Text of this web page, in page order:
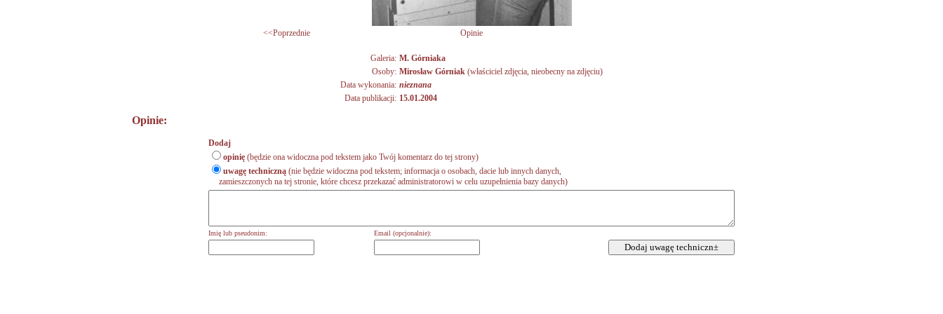
<<Poprzednie Opinie
Galeria: M. Górniaka
Osoby: Mirosław Górniak (właściciel zdjęcia, nieobecny na zdjęciu)
Data wykonania: nieznana
Data publikacji: 15.01.2004
Opinie:
Dodaj
opinię (będzie ona widoczna pod tekstem jako Twój komentarz do tej strony)
uwagę techniczną (nie będzie widoczna pod tekstem; informacja o osobach, dacie lub innych danych,
zamieszczonych na tej stronie, które chcesz przekazać administratorowi w celu uzupełnienia bazy danych)
Imię lub pseudonim: Email (opcjonalnie):